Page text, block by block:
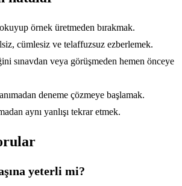
örnek üretmeden bırakmak.
cümlesiz ve telaffuzsuz ezberlemek.
sınavdan veya görüşmeden hemen önceye
deneme çözmeye başlamak.
aynı yanlışı tekrar etmek.
yeterli mi?